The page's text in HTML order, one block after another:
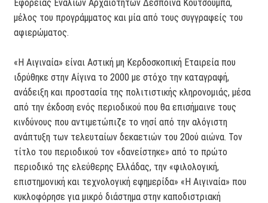
Εφορείας Εναλίων Αρχαιοτήτων Δέσποινα Κουτσούμπα,
μέλος του προγράμματος και μία από τους συγγραφείς του
αφιερώματος.
«Η Αιγιναία» είναι Αστική μη Κερδοσκοπική Εταιρεία που
ιδρύθηκε στην Αίγινα το 2000 με στόχο την καταγραφή,
ανάδειξη και προστασία της πολιτιστικής κληρονομιάς, μέσα
από την έκδοση ενός περιοδικού που θα επισήμαινε τους
κινδύνους που αντιμετώπιζε το νησί από την αλόγιστη
ανάπτυξη των τελευταίων δεκαετιών του 20ού αιώνα. Τον
τίτλο του περιοδικού τον «δανείστηκε» από το πρώτο
περιοδικό της ελεύθερης Ελλάδας, την «φιλολογική,
επιστημονική και τεχνολογική εφημερίδα» «Η Αιγιναία» που
κυκλοφόρησε για μικρό διάστημα στην καποδιστριακή